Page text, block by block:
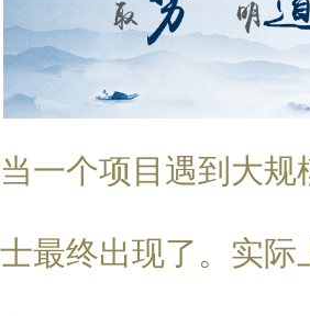
当一个项目遇到大
士最终出现了。实